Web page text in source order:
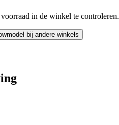
in de winkel te controleren.
bij andere winkels